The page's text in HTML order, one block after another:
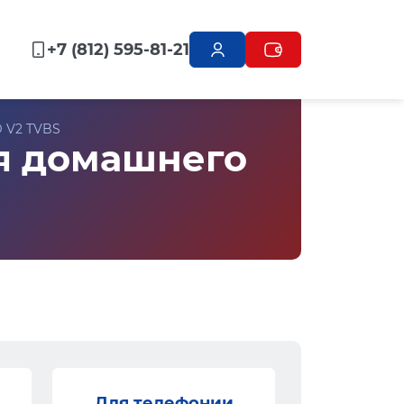
+7 (812) 595-81-21
TVBS
домашнего